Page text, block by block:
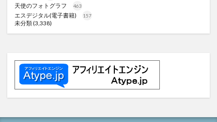
天使のフォトグラフ 463
エスデジタル(電子書籍) 157
未分類(3,338)